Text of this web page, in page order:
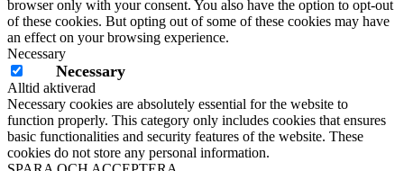
browser only with your consent. You also have the option to opt-out
of these cookies. But opting out of some of these cookies may have
an effect on your browsing experience.
Necessary
Necessary
Alltid aktiverad
Necessary cookies are absolutely essential for the website to
function properly. This category only includes cookies that ensures
basic functionalities and security features of the website. These
cookies do not store any personal information.